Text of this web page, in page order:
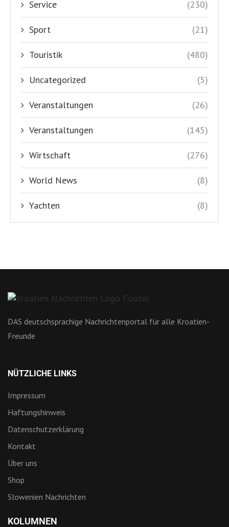
Service (230)
Sport (21)
Touristik (480)
Uncategorized (5)
Veranstaltungen (26)
Veranstaltungen (145)
Wirtschaft (276)
World News (8)
Yachten (8)
DAS deutschsprachige Nachrichtenportal für alle Kroatien-
Freunde
NÜTZLICHE LINKS
Impressum
Haftungshinweis
Datenschutzerklärung
Kontakt
Über uns
Shop
Slowenien Nachrichten
KOLUMNEN